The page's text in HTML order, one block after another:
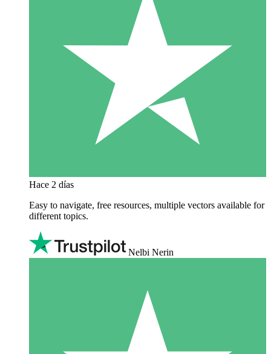
Hace 2 días
Easy to navigate, free resources, multiple vectors available for
different topics.
Nelbi Nerin